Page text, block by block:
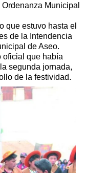
Municipal
que estuvo hasta el
de la Intendencia
de Aseo.
oficial que había
segunda jornada,
de la festividad.